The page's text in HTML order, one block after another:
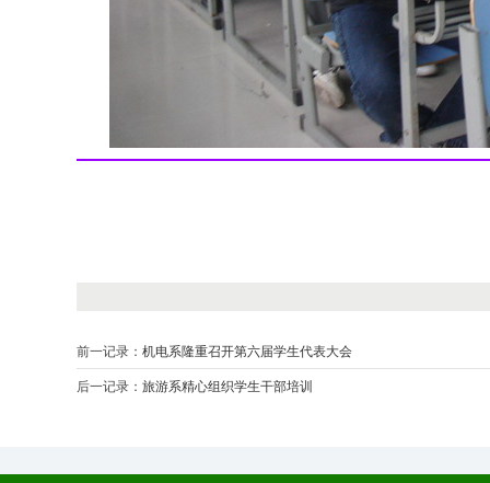
前一记录： 机电系隆重召开第六届学生代表大会
后一记录： 旅游系精心组织学生干部培训